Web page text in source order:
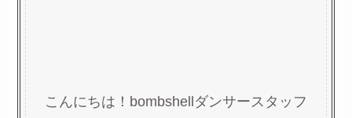
こんにちは！bombshellダンサースタッフ